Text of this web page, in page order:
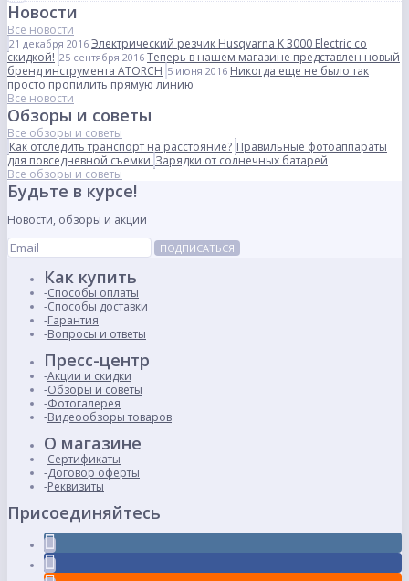
Новости
Все новости
21 декабря 2016 Электрический резчик Husqvarna K 3000 Electric со
скидкой! 25 сентября 2016 Теперь в нашем магазине представлен новый
бренд инструмента ATORCH 5 июня 2016 Никогда еще не было так
просто пропилить прямую линию
Все новости
Обзоры и советы
Все обзоры и советы
Как отследить транспорт на расстояние? Правильные фотоаппараты
для повседневной съемки Зарядки от солнечных батарей
Все обзоры и советы
Будьте в курсе!
Новости, обзоры и акции
ПОДПИСАТЬСЯ
Как купить
Способы оплаты
Способы доставки
Гарантия
Вопросы и ответы
Пресс-центр
Акции и скидки
Обзоры и советы
Фотогалерея
Видеообзоры товаров
О магазине
Сертификаты
Договор оферты
Реквизиты
Присоединяйтесь